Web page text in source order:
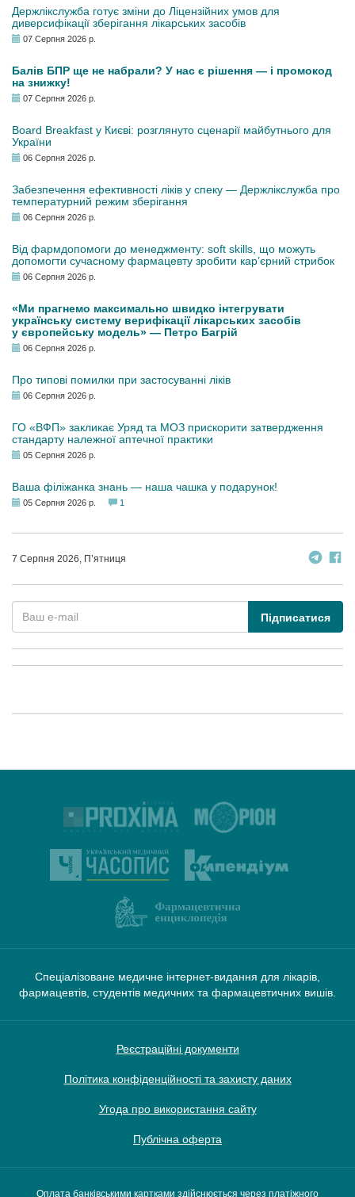
Держлікслужба готує зміни до Ліцензійних умов для
диверсифікації зберігання лікарських засобів
07 Серпня 2026 р.
Балів БПР ще не набрали? У нас є рішення — і промокод
на знижку!
07 Серпня 2026 р.
Board Breakfast у Києві: розглянуто сценарії майбутнього для
України
06 Серпня 2026 р.
Забезпечення ефективності ліків у спеку — Держлікслужба про
температурний режим зберігання
06 Серпня 2026 р.
Від фармдопомоги до менеджменту: soft skills, що можуть
допомогти сучасному фармацевту зробити кар’єрний стрибок
06 Серпня 2026 р.
«Ми прагнемо максимально швидко інтегрувати
українську систему верифікації лікарських засобів
у європейську модель» — Петро Багрій
06 Серпня 2026 р.
Про типові помилки при застосуванні ліків
06 Серпня 2026 р.
ГО «ВФП» закликає Уряд та МОЗ прискорити затвердження
стандарту належної аптечної практики
05 Серпня 2026 р.
Ваша філіжанка знань — наша чашка у подарунок!
05 Серпня 2026 р. 1
7 Серпня 2026, П’ятниця
Підписатися
Спеціалізоване медичне інтернет-видання для лікарів,
фармацевтів, студентів медичних та фармацевтичних вишів.
Реєстраційні документи
Політика конфіденційності та захисту даних
Угода про використання сайту
Публічна оферта
Оплата банківськими картками здійснюється через платіжного